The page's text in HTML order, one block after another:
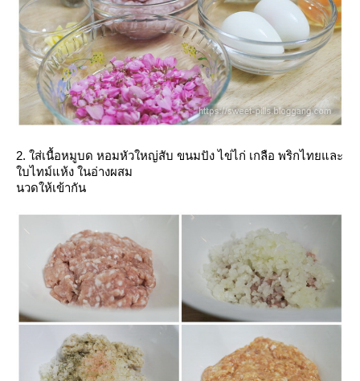
2. ใส่เนื้อหมูบด หอมหัวใหญ่สับ ขนมปัง ไข่ไก่ เกลือ พริกไทยและ
บไทม์แห้ง ในอ่างผสม
นวดให้เข้ากัน